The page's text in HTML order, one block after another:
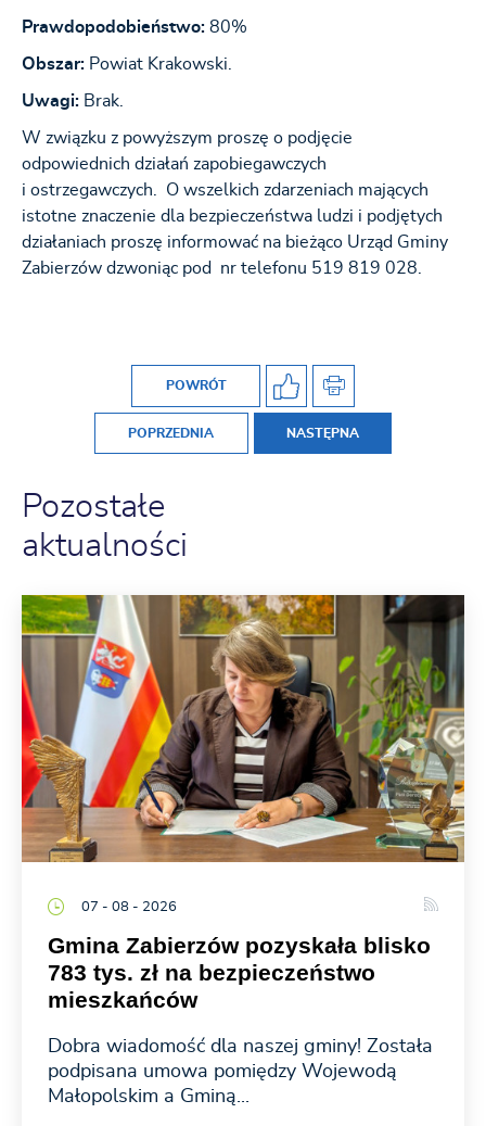
Prawdopodobieństwo: 80%
Obszar: Powiat Krakowski.
Uwagi: Brak.
W związku z powyższym proszę o podjęcie
odpowiednich działań zapobiegawczych
i ostrzegawczych. O wszelkich zdarzeniach mających
istotne znaczenie dla bezpieczeństwa ludzi i podjętych
działaniach proszę informować na bieżąco Urząd Gminy
Zabierzów dzwoniąc pod nr telefonu 519 819 028.
POWRÓT
POPRZEDNIA NASTĘPNA
Pozostałe
aktualności
07 - 08 - 2026
Gmina Zabierzów pozyskała blisko
783 tys. zł na bezpieczeństwo
mieszkańców
Dobra wiadomość dla naszej gminy! Została
podpisana umowa pomiędzy Wojewodą
Małopolskim a Gminą...